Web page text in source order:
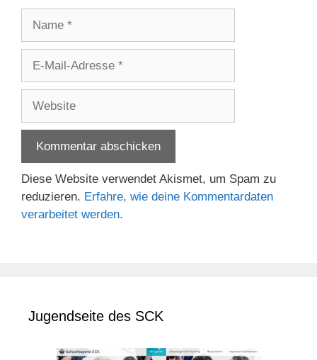
Adresse
Diese Website verwendet Akismet, um Spam zu
reduzieren. Erfahre, wie deine Kommentardaten
verarbeitet werden.
Jugendseite des SCK